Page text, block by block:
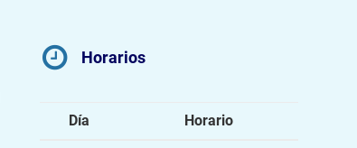
Horarios
Día Horario